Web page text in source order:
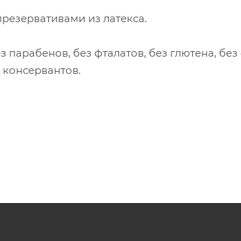
из латекса.
парабенов, без фталатов, без глютена,